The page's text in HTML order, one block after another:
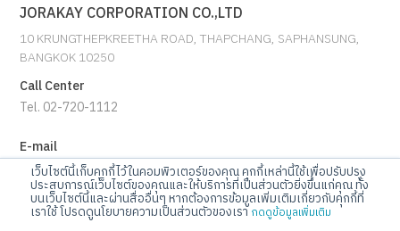
เว็บไซต์นี้เก็บคุกกี้ไว้ในคอมพิวเตอร์ของคุณ คุกกี้เหล่านี้ใช้เพื่อปรับปรุง
ประสบการณ์เว็บไซต์ของคุณและให้บริการที่เป็นส่วนตัวยิ่งขึ้นแก่คุณ ทั้ง
บนเว็บไซต์นี้และผ่านสื่ออื่นๆ หากต้องการข้อมูลเพิ่มเติมเกี่ยวกับคุกกี้ที่
เราใช้ โปรดดูนโยบายความเป็นส่วนตัวของเรากดดูข้อมูลเพิ่มเติม
JORAKAY CORPORATION CO.,LTD
10 KRUNGTHEPKREETHA ROAD, THAPCHANG, SAPHANSUNG,
BANGKOK 10250
Call Center
Tel. 02-720-1112
E-mail
info@jorakay.co.th
Social